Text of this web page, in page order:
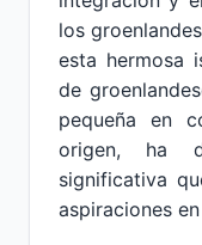
los
esta hermosa
de
pequeña en
origen, ha
significativa
aspiraciones